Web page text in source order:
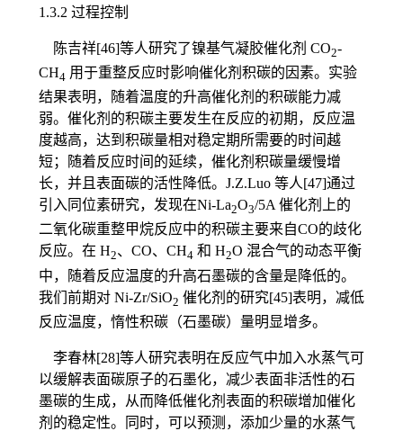
1.3.2 过程控制
陈吉祥[46]等人研究了镍基气凝胶催化剂 CO2-
CH4 用于重整反应时影响催化剂积碳的因素。实验
结果表明，随着温度的升高催化剂的积碳能力减
弱。催化剂的积碳主要发生在反应的初期，反应温
度越高，达到积碳量相对稳定期所需要的时间越
短；随着反应时间的延续，催化剂积碳量缓慢增
长，并且表面碳的活性降低。J.Z.Luo 等人[47]通过
引入同位素研究，发现在Ni-La2O3/5A 催化剂上的
二氧化碳重整甲烷反应中的积碳主要来自CO的歧化
反应。在 H2、CO、CH4 和 H2O 混合气的动态平衡
中，随着反应温度的升高石墨碳的含量是降低的。
我们前期对 Ni-Zr/SiO2 催化剂的研究[45]表明，减低
反应温度，惰性积碳（石墨碳）量明显增多。
李春林[28]等人研究表明在反应气中加入水蒸气可
以缓解表面碳原子的石墨化，减少表面非活性的石
墨碳的生成，从而降低催化剂表面的积碳增加催化
剂的稳定性。同时，可以预测，添加少量的水蒸气